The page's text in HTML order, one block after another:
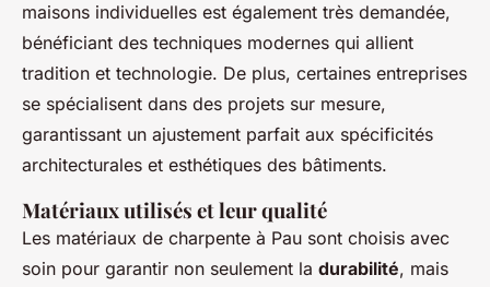
maisons individuelles est également très demandée,
bénéficiant des techniques modernes qui allient
tradition et technologie. De plus, certaines entreprises
se spécialisent dans des projets sur mesure,
garantissant un ajustement parfait aux spécificités
architecturales et esthétiques des bâtiments.
Matériaux utilisés et leur qualité
Les matériaux de charpente à Pau sont choisis avec
soin pour garantir non seulement la durabilité, mais